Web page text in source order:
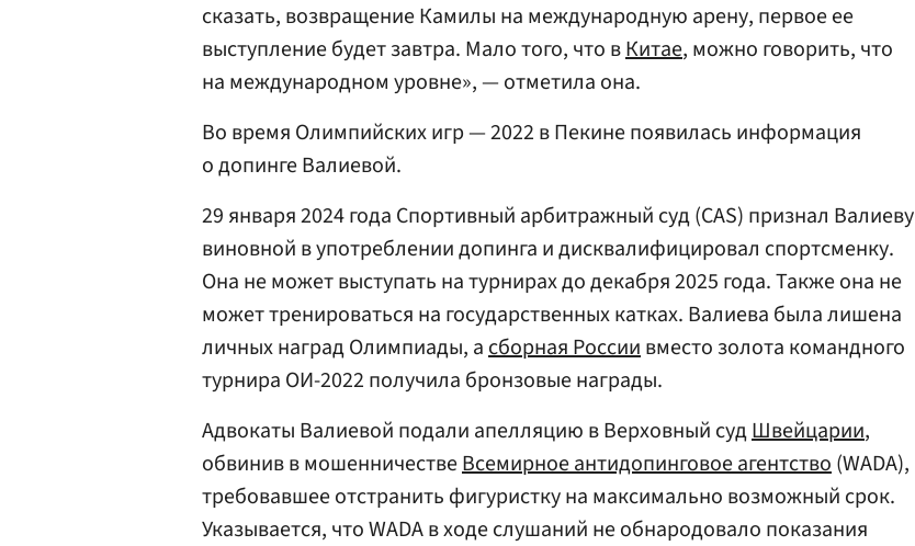
сказать, возвращение Камилы на международную арену, первое ее
выступление будет завтра. Мало того, что вКитае, можно говорить, что
на международном уровне», — отметила она.
Во время Олимпийских игр — 2022 в Пекине появилась информация
о допинге Валиевой.
29 января 2024 года Спортивный арбитражный суд (CAS) признал Валиеву
виновной в употреблении допинга и дисквалифицировал спортсменку.
Она не может выступать на турнирах до декабря 2025 года. Также она не
может тренироваться на государственных катках. Валиева была лишена
личных наград Олимпиады, асборная Россиивместо золота командного
турнира ОИ-2022 получила бронзовые награды.
Адвокаты Валиевой подали апелляцию в Верховный судШвейцарии,
обвинив в мошенничествеВсемирное антидопинговое агентство(WADA),
требовавшее отстранить фигуристку на максимально возможный срок.
Указывается, что WADA в ходе слушаний не обнародовало показания